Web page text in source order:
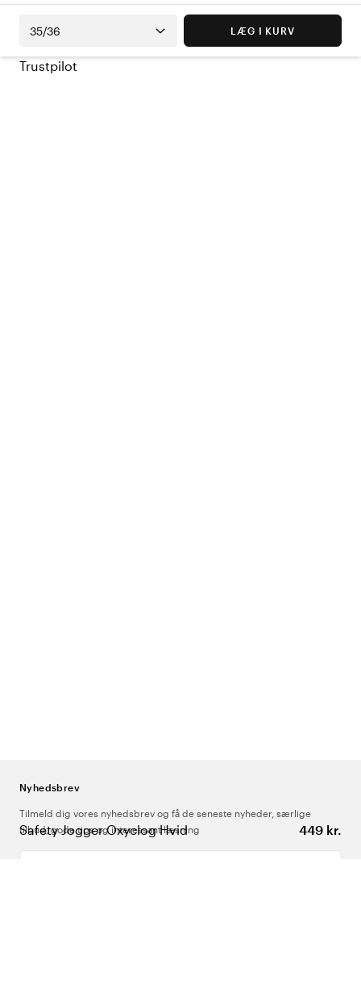
Safety Jogger Oxyclog Hvid 449 kr.
35/36 LÆG I KURV
Trustpilot
Nyhedsbrev
Tilmeld dig vores nyhedsbrev og få de seneste nyheder, særlige
tilbud, gode tips og interessant læsning
Indtast din e-mailadresse